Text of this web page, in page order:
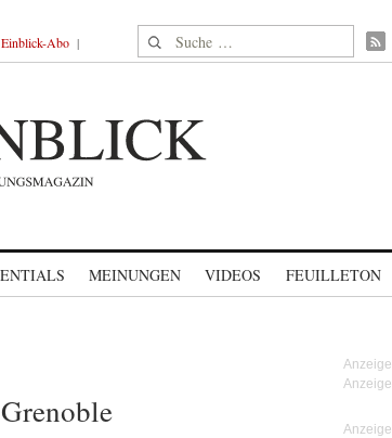
Einblick-Abo Suche nach:
MEINUNGEN VIDEOS FEUILLETON
Anzeige